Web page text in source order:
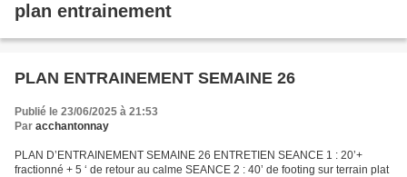
plan entrainement
PLAN ENTRAINEMENT SEMAINE 26
Publié le 23/06/2025 à 21:53
Par acchantonnay
PLAN D’ENTRAINEMENT SEMAINE 26 ENTRETIEN SEANCE 1 : 20’+
fractionné + 5 ‘ de retour au calme SEANCE 2 : 40’ de footing sur terrain plat